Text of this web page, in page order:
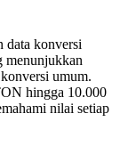
data konversi
menunjukkan
umum.
hingga 10.000
nilai setiap